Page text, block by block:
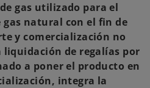
gas utilizado para el
natural con el fin de
y comercialización no
liquidación de regalías por
a poner el producto en
integra la